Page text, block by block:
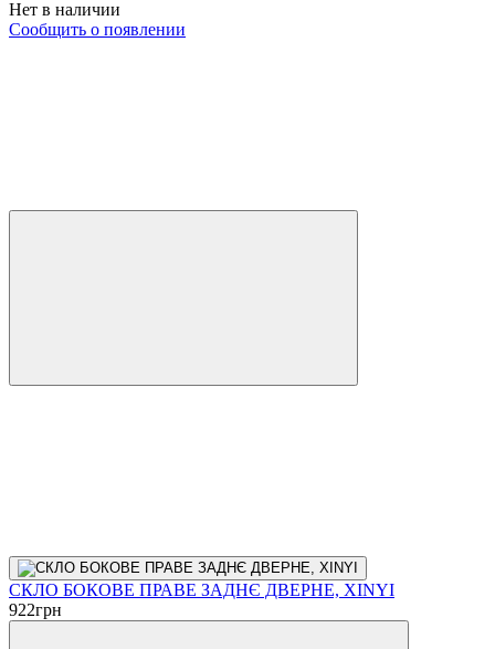
Нет в наличии
Сообщить о появлении
СКЛО БОКОВЕ ПРАВЕ ЗАДНЄ ДВЕРНЕ, XINYI
922грн